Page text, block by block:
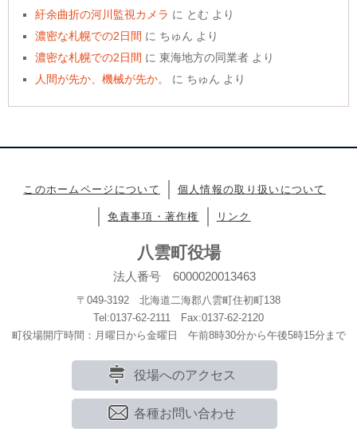
紆余曲折の河川監視カメラ に とむ より
濃密な札幌での2日間 に ちゅん より
濃密な札幌での2日間 に東海地方の同業者 より
人間が先か、機械が先か。
に ちゅん より
このホームページについて 個人情報の取り扱いについて
免責事項・著作権 リンク
八雲町役場
法人番号 6000020013463
〒049-3192 北海道二海郡八雲町住初町138
Tel:0137-62-2111 Fax:0137-62-2120
町役場開庁時間：月曜日から金曜日 午前8時30分から午後5時15分まで
役場へのアクセス
各種お問い合わせ